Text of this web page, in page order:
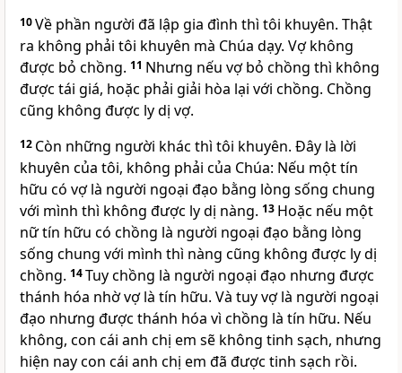
10Về phần người đã lập gia đình thì tôi khuyên. Thật
ra không phải tôi khuyên mà Chúa dạy. Vợ không
được bỏ chồng. 11 Nhưng nếu vợ bỏ chồng thì không
được tái giá, hoặc phải giải hòa lại với chồng. Chồng
cũng không được ly dị vợ.
12 Còn những người khác thì tôi khuyên. Đây là lời
khuyên của tôi, không phải của Chúa: Nếu một tín
hữu có vợ là người ngoại đạo bằng lòng sống chung
với mình thì không được ly dị nàng. 13 Hoặc nếu một
nữ tín hữu có chồng là người ngoại đạo bằng lòng
sống chung với mình thì nàng cũng không được ly dị
chồng. 14Tuy chồng là người ngoại đạo nhưng được
thánh hóa nhờ vợ là tín hữu. Và tuy vợ là người ngoại
đạo nhưng được thánh hóa vì chồng là tín hữu. Nếu
không, con cái anh chị em sẽ không tinh sạch, nhưng
hiện nay con cái anh chị em đã được tinh sạch rồi.